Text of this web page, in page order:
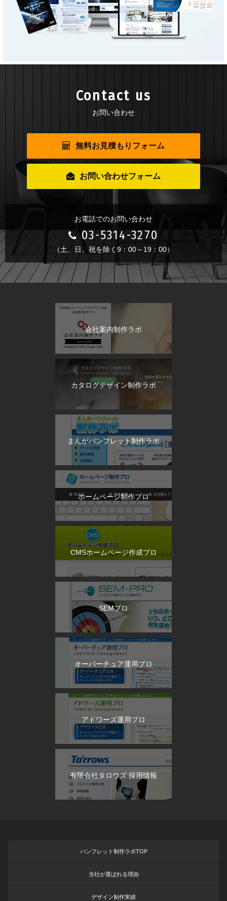
Contact us
お問い合わせ
無料お見積もりフォーム
お問い合わせフォーム
お電話でのお問い合わせ
03-5314-3270
（土、日、祝を除く9：00～19：00）
会社案内制作ラボ
カタログデザイン制作ラボ
まんがパンフレット制作ラボ
ホームページ制作プロ
CMSホームページ作成プロ
SEMプロ
オーバーチュア運用プロ
アドワーズ運用プロ
有限会社タロウズ 採用情報
パンフレット制作ラボTOP
当社が選ばれる理由
デザイン制作実績